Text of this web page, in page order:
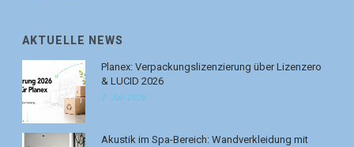
AKTUELLE NEWS
Planex: Verpackungslizenzierung über Lizenzero
& LUCID 2026
7. Juli 2026
Akustik im Spa-Bereich: Wandverkleidung mit